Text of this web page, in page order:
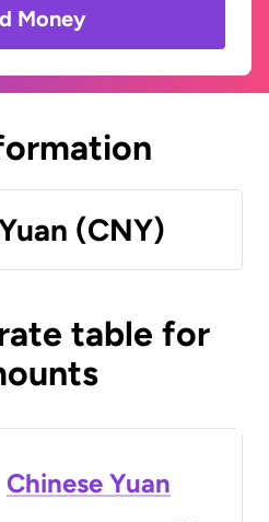
Money
(CNY)
table for
Chinese Yuan